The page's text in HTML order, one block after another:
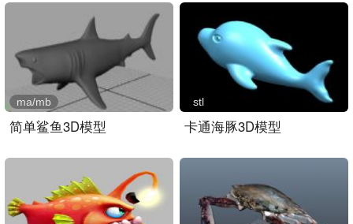
简单鲨鱼3D模型
ma/mb
卡通海豚3D模型
stl